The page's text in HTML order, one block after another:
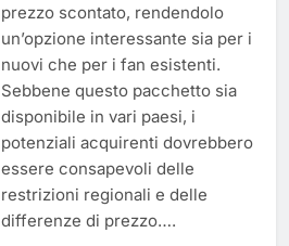
prezzo scontato, rendendolo
un’opzione interessante sia per i
nuovi che per i fan esistenti.
Sebbene questo pacchetto sia
disponibile in vari paesi, i
potenziali acquirenti dovrebbero
essere consapevoli delle
restrizioni regionali e delle
differenze di prezzo….